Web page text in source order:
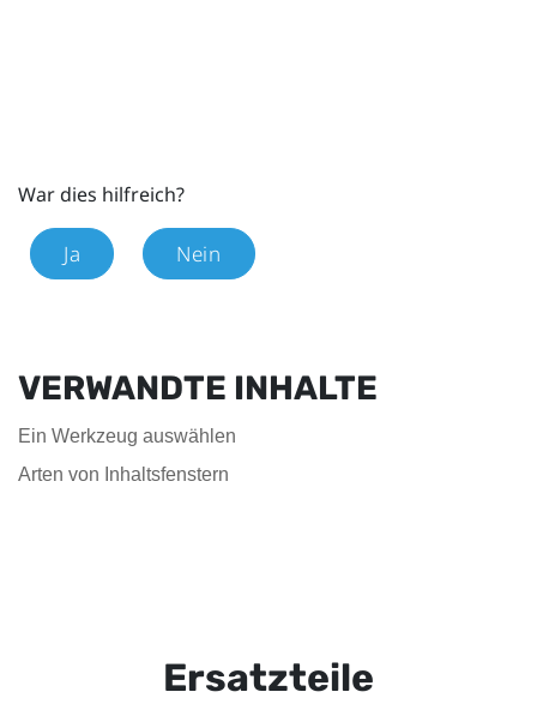
War dies hilfreich?
Ja Nein
VERWANDTE INHALTE
Ein Werkzeug auswählen
Arten von Inhaltsfenstern
Ersatzteile